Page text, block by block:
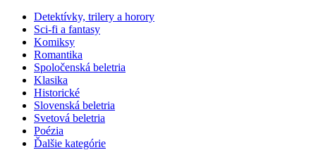
Detektívky, trilery a horory
Sci-fi a fantasy
Komiksy
Romantika
Spoločenská beletria
Klasika
Historické
Slovenská beletria
Svetová beletria
Poézia
Ďalšie kategórie